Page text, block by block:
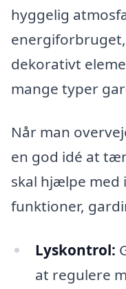
hyggelig
dekorativt
mange typer
Når man
en god idé at
skal hjælpe med
funktioner,
Lyskontrol:
at regulere